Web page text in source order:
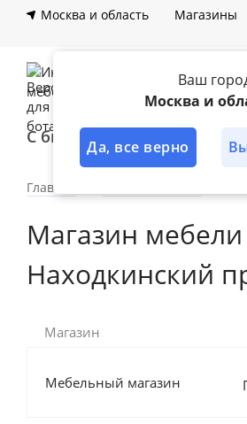
Ваш
Москва и
Да, все верно
Москва и область Магазины
С быстрой доставкой
Главная
Магазин
Находкинский
Магазин
Мебельный магазин